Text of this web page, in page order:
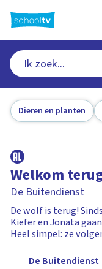
naar
hoofdinhoud
Dieren en planten
Welkom
De Buitendienst
De wolf is terug!
Kiefer en Jonata
Heel simpel: ze
De Buitendienst